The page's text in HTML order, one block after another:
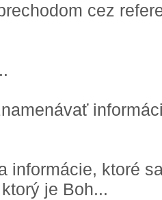
cez
informácie, ktoré
je Boh...